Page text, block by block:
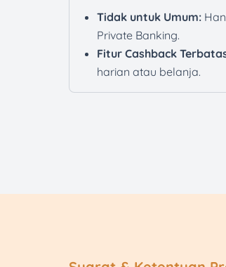
Tidak untuk Umum:
Private Banking.
Fitur Cashback
harian atau belanja.